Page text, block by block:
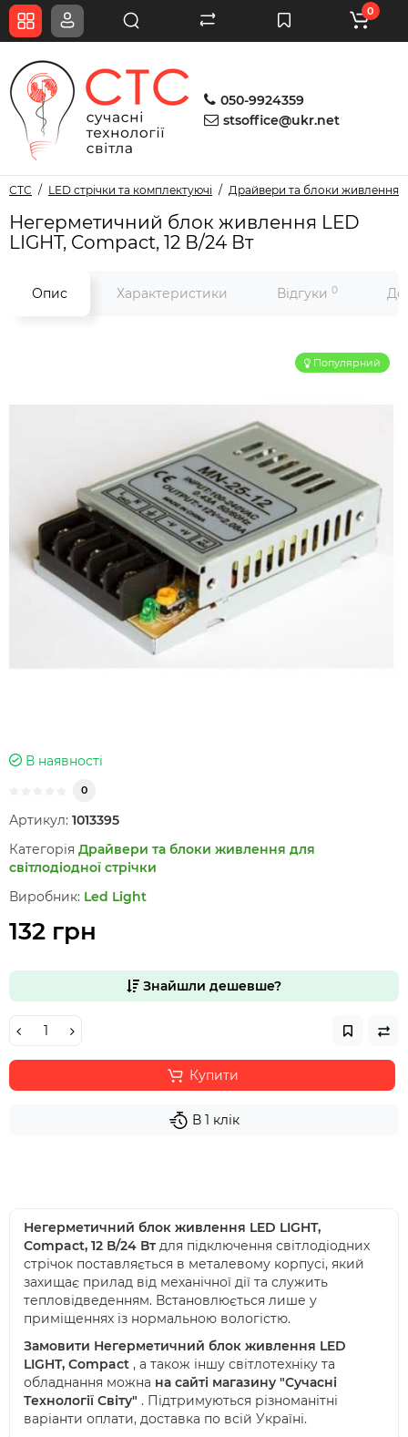
050-9924359
stsoffice@ukr.net
0
СТС LED стрічки та комплектуючі Драйвери та блоки живлення
Негерметичний блок живлення LED
LIGHT, Compact, 12 В/24 Вт
Опис Характеристики Відгуки 0
Популярний
В наявності
0
Артикул: 1013395
Категорія Драйвери та блоки живлення для
світлодіодної стрічки
Виробник: Led Light
132 грн
Знайшли дешевше?
Купити
В 1 клік
Негерметичний блок живлення LED LIGHT,
Сompact, 12 В/24 Вт для підключення світлодіодних
стрічок поставляється в металевому корпусі, який
захищає прилад від механічної дії та служить
тепловідведенням. Встановлюється лише у
приміщеннях із нормальною вологістю.
Замовити Негерметичний блок живлення LED
LIGHT, Сompact , а також іншу світлотехніку та
обладнання можна на сайті магазину "Сучасні
Технології Світу" . Підтримуються різноманітні
варіанти оплати, доставка по всій Україні.